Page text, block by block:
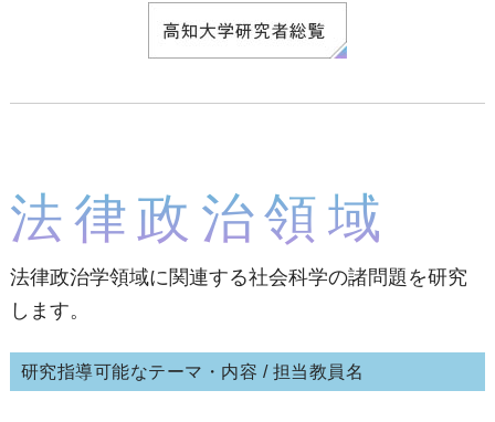
法律政治領域
法律政治学領域に関連する社会科学の諸問題を研究
します。
研究指導可能なテーマ・内容 / 担当教員名